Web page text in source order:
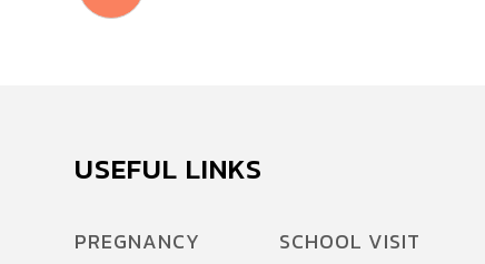
USEFUL LINKS
PREGNANCY
SCHOOL VISIT